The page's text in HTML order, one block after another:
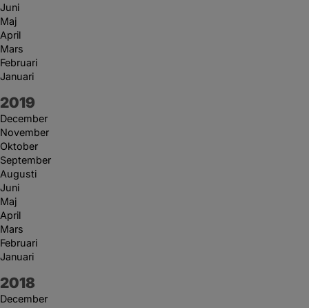
Juni
Maj
April
Mars
Februari
Januari
År:
2019
December
November
Oktober
September
Augusti
Juni
Maj
April
Mars
Februari
Januari
År:
2018
December